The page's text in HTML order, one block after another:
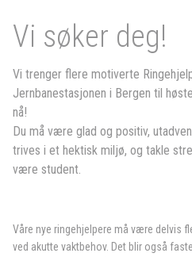
Vi søker deg!
Vi trenger flere motiverte
Jernbanestasjonen i Bergen til
nå!
Du må være glad og positiv,
trives i et hektisk miljø, og takle
være student.
Våre nye ringehjelpere må være delvis
ved akutte vaktbehov. Det blir også